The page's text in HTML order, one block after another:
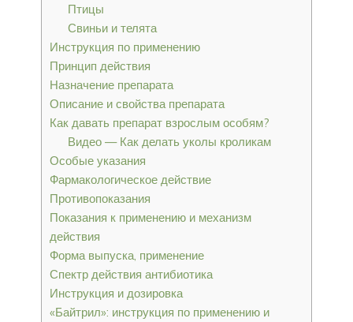
Птицы
Свиньи и телята
Инструкция по применению
Принцип действия
Назначение препарата
Описание и свойства препарата
Как давать препарат взрослым особям?
Видео — Как делать уколы кроликам
Особые указания
Фармакологическое действие
Противопоказания
Показания к применению и механизм
действия
Форма выпуска, применение
Спектр действия антибиотика
Инструкция и дозировка
«Байтрил»: инструкция по применению и